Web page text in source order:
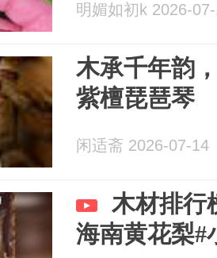
明媚如初k 2026-
木承千年韵
紫檀琵琶琴
闲适斋 2026-07-14
木材排行
海南黄花梨#